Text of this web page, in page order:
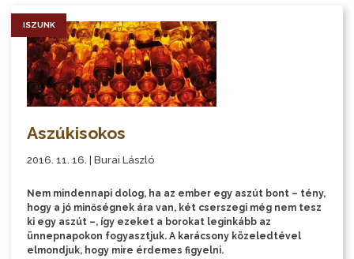
ISZUNK
Aszúkisokos
2016. 11. 16. | Burai László
Nem mindennapi dolog, ha az ember egy aszút bont – tény,
hogy a jó minőségnek ára van, két cserszegi még nem tesz
ki egy aszút –, így ezeket a borokat leginkább az
ünnepnapokon fogyasztjuk. A karácsony közeledtével
elmondjuk, hogy mire érdemes figyelni.